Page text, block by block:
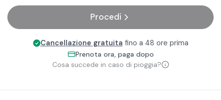
Procedi
Cancellazione gratuita fino a 48 ore prima
Prenota ora, paga dopo
Cosa succede in caso di pioggia?